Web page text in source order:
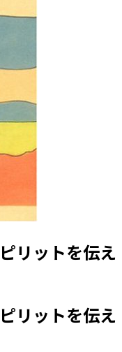
リットを伝え
リットを伝え